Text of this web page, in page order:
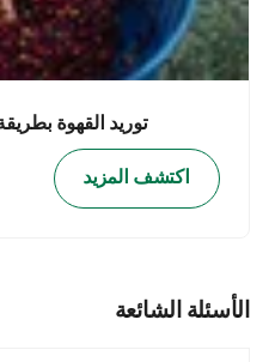
توريد القهوة بطريقة
اكتشف المزيد
الأسئلة الشائعة